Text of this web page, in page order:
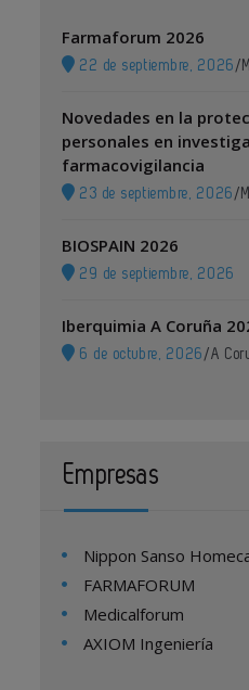
Farmaforum 2026
22 de septiembre, 2026 /
Novedades en la
personales en
farmacovigilancia
23 de septiembre, 2026 /
BIOSPAIN 2026
29 de septiembre, 2026
Iberquimia A Coruña
6 de octubre, 2026 /A
Empresas
Nippon Sanso
FARMAFORUM
Medicalforum
AXIOM Ingeniería